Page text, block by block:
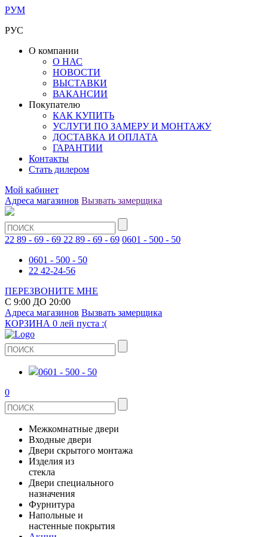
РУМ
РУС
О компании
О НАС
НОВОСТИ
ВЫСТАВКИ
ВАКАНСИИ
Покупателю
КАК КУПИТЬ
УСЛУГИ ПО ЗАМЕРУ И МОНТАЖУ
ДОСТАВКА И ОПЛАТА
ГАРАНТИИ
Контакты
Стать дилером
Мой кабинет
Адреса магазинов Вызвать замерщика
22 89 - 69 - 69 22 89 - 69 - 69 0601 - 500 - 50
0601 - 500 - 50
22 42-24-56
ПЕРЕЗВОНИТЕ МНЕ
С 9:00 ДО 20:00
Адреса магазинов Вызвать замерщика
КОРЗИНА 0 лей пуста :(
0601 - 500 - 50
0
Межкомнатные двери
ШПОНИРОВАНЫЕ
ЭКОШПОН
ИЗ МАССИВА СОСНЫ
Входные двери
МЕТАЛЛИЧЕСКИЕ ДВЕРИ
В КВАРТИРУ
ДЛЯ ДОМА
Двери скрытого монтажа
СТЕКЛЯННЫЕ
ЗЕРКАЛЬНЫЕ
Изделия из
стекла
ДВЕРИ
ДУШЕВЫЕ КАБИНЫ И ПЕРЕГОРОДКИ
Двери специального
назначения
ПРОТИВОПОЖАРНЫЕ
Фурнитура
ДВЕРНЫЕ РУЧКИ
Напольные и
настенные покрытия